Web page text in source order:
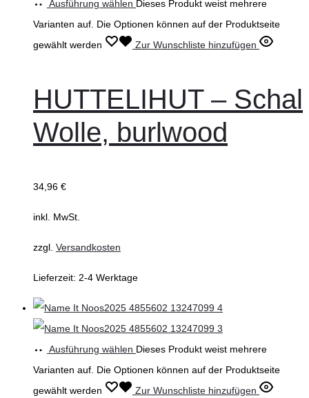
Ausführung wählen Dieses Produkt weist mehrere
Varianten auf. Die Optionen können auf der Produktseite
gewählt werden
Zur Wunschliste hinzufügen
HUTTELIHUT – Schal
Wolle, burlwood
34,96 €
inkl. MwSt.
zzgl. Versandkosten
Lieferzeit: 2-4 Werktage
Ausführung wählen Dieses Produkt weist mehrere
Varianten auf. Die Optionen können auf der Produktseite
gewählt werden
Zur Wunschliste hinzufügen